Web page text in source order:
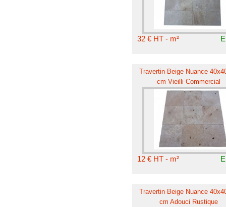
32 € HT - m²
Travertin Beige Nuance
cm Vieilli Commercial
12 € HT - m²
Travertin Beige Nuance
cm Adouci Rustique